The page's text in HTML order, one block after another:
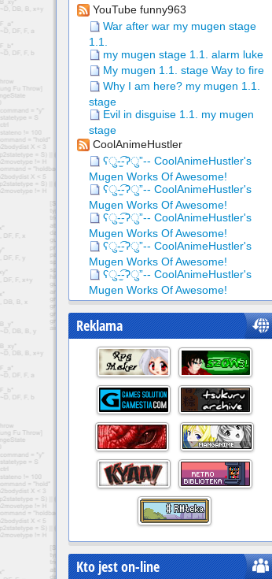
YouTube funny963
War after war my mugen stage
1.1.
my mugen stage 1.1. alarm luke
My mugen 1.1. stage Way to fire
Why I am here? my mugen 1.1.
stage
Evil in disguise 1.1. my mugen
stage
CoolAnimeHustler
ʕु-̫͡-ʔु”-- CoolAnimeHustler's
Mugen Works Of Awesome!
ʕु-̫͡-ʔु”-- CoolAnimeHustler's
Mugen Works Of Awesome!
ʕु-̫͡-ʔु”-- CoolAnimeHustler's
Mugen Works Of Awesome!
ʕु-̫͡-ʔु”-- CoolAnimeHustler's
Mugen Works Of Awesome!
ʕु-̫͡-ʔु”-- CoolAnimeHustler's
Mugen Works Of Awesome!
Reklama
Kto jest on-line